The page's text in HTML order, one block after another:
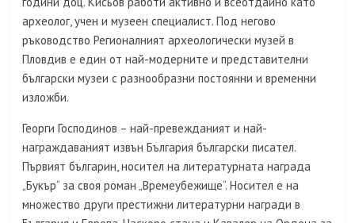
археолог, учен и музеен специалист. Под негово
ръководство Регионалният археологически музей в
Пловдив е един от най-модерните и представителни
български музеи с разнообразни постоянни и временни
изложби.
Георги Господинов – най-превежданият и най-
награждаваният извън България български писател.
Първият българин, носител на литературната награда
„Букър“ за своя роман „Времеубежище“. Носител е на
множество други престижни литературни награди в